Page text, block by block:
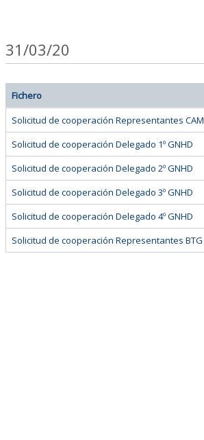
31/03/20
Fichero
Solicitud de cooperación Representantes CAM
Solicitud de cooperación Delegado 1º GNHD
Solicitud de cooperación Delegado 2º GNHD
Solicitud de cooperación Delegado 3º GNHD
Solicitud de cooperación Delegado 4º GNHD
Solicitud de cooperación Representantes BTG